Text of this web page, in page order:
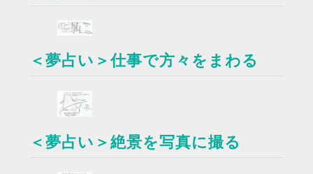
＜夢占い＞仕事で方々をまわる
＜夢占い＞絶景を写真に撮る